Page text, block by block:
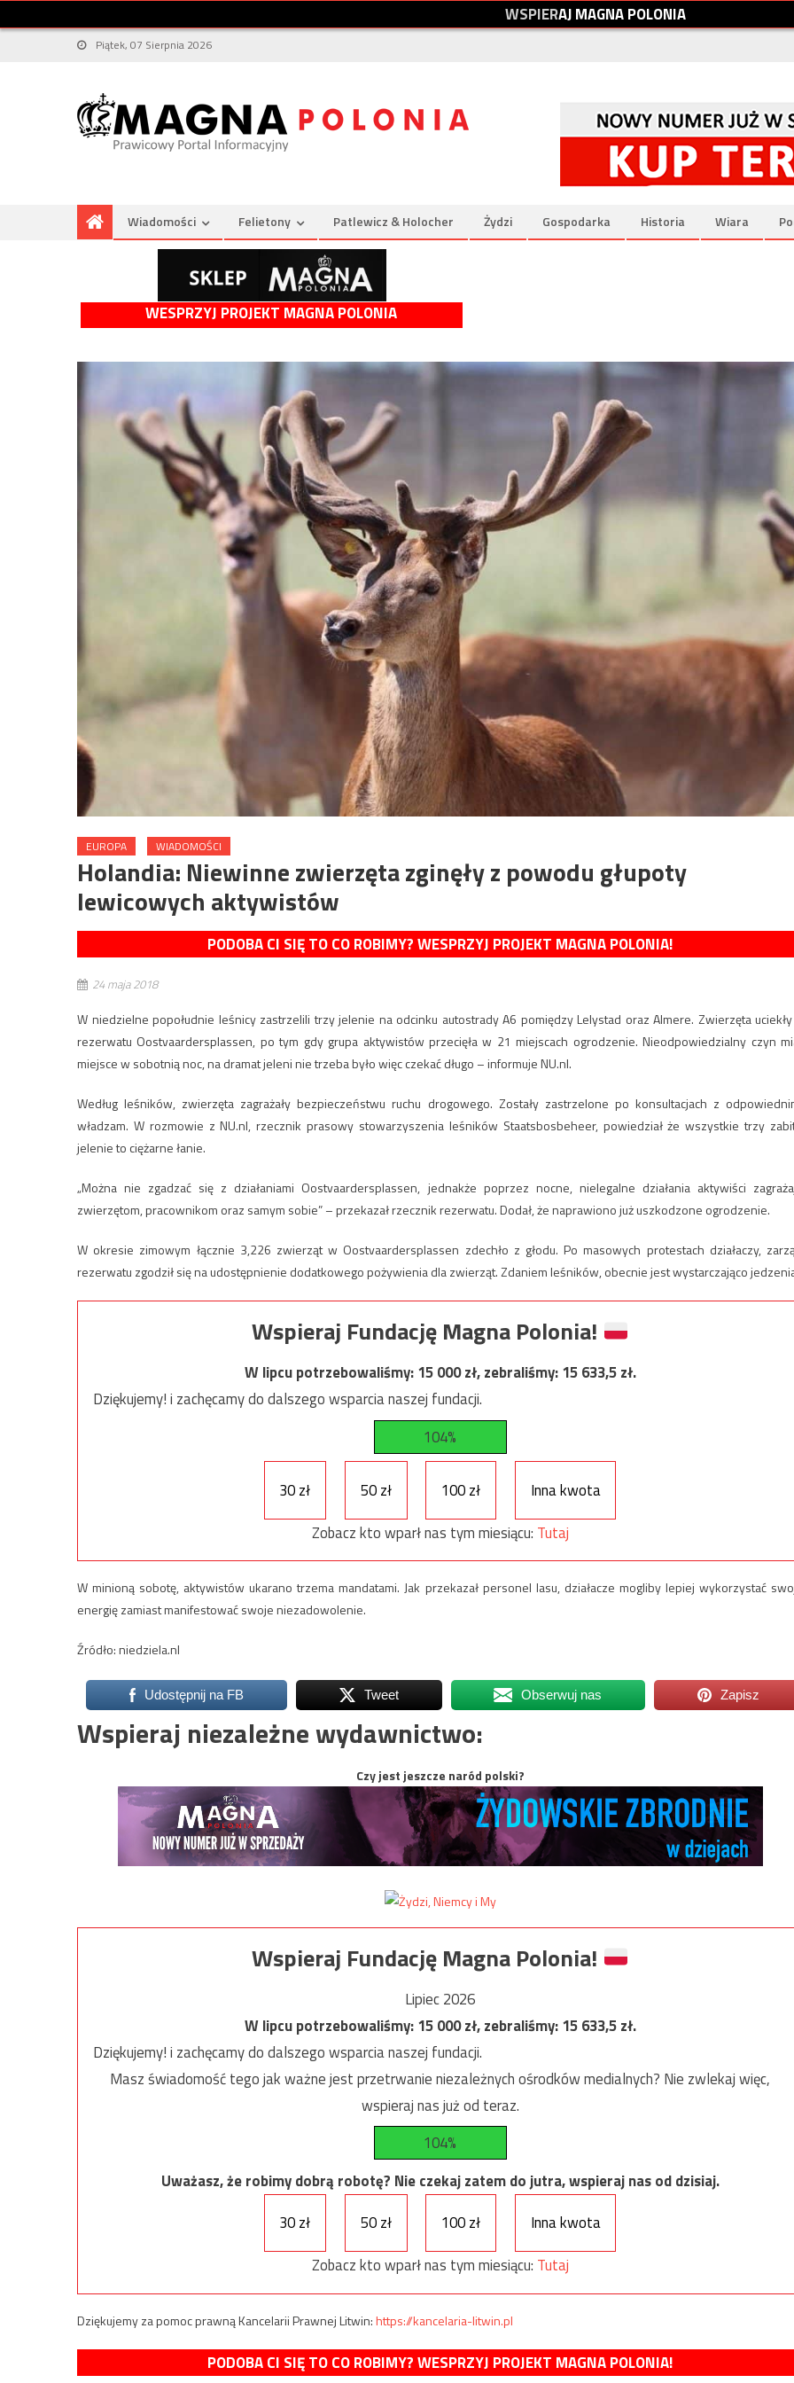
WSPIERAJMAGNAPOLONIA
Piątek, 07 Sierpnia 2026
Wiadomości Felietony Patlewicz & Holocher Żydzi Gospodarka Historia Wiara
WESPRZYJ PROJEKT MAGNA POLONIA
EUROPA WIADOMOŚCI
Holandia: Niewinne zwierzęta zginęły z powodu głupoty
lewicowych aktywistów
PODOBA CI SIĘ TO CO ROBIMY? WESPRZYJ PROJEKT MAGNA POLONIA!
24 maja 2018
W niedzielne popołudnie leśnicy zastrzelili trzy jelenie na odcinku autostrady A6 pomiędzy Lelystad oraz Almere. Zwierzęta
rezerwatu Oostvaardersplassen, po tym gdy grupa aktywistów przecięła w 21 miejscach ogrodzenie. Nieodpowiedzialny czyn
miejsce w sobotnią noc, na dramat jeleni nie trzeba było więc czekać długo – informuje NU.nl.
Według leśników, zwierzęta zagrażały bezpieczeństwu ruchu drogowego. Zostały zastrzelone po konsultacjach z
władzam. W rozmowie z NU.nl, rzecznik prasowy stowarzyszenia leśników Staatsbosbeheer, powiedział że wszystkie trzy
jelenie to ciężarne łanie.
„Można nie zgadzać się z działaniami Oostvaardersplassen, jednakże poprzez nocne, nielegalne działania aktywiści
zwierzętom, pracownikom oraz samym sobie” – przekazał rzecznik rezerwatu. Dodał, że naprawiono już uszkodzone ogrodzenie.
W okresie zimowym łącznie 3,226 zwierząt w Oostvaardersplassen zdechło z głodu. Po masowych protestach działaczy,
rezerwatu zgodził się na udostępnienie dodatkowego pożywienia dla zwierząt. Zdaniem leśników, obecnie jest wystarczająco
Wspieraj Fundację Magna Polonia!
W lipcu potrzebowaliśmy:15 000zł, zebraliśmy:15 633,5zł.
Dziękujemy! i zachęcamy do dalszego wsparcia naszej fundacji.
104%
30 zł 50 zł 100 zł
Inna kwota
Zobacz kto wparł nas tym miesiącu: Tutaj
W minioną sobotę, aktywistów ukarano trzema mandatami. Jak przekazał personel lasu, działacze mogliby lepiej wykorzystać
energię zamiast manifestować swoje niezadowolenie.
Źródło: niedziela.nl
Udostępnij na FB Tweet Obserwuj nas Zapisz
Wspieraj niezależne wydawnictwo:
Czy jest jeszcze naród polski?
Wspieraj Fundację Magna Polonia!
Lipiec 2026
W lipcu potrzebowaliśmy:15 000zł, zebraliśmy:15 633,5zł.
Dziękujemy! i zachęcamy do dalszego wsparcia naszej fundacji.
Masz świadomość tego jak ważne jest przetrwanie niezależnych ośrodków medialnych? Nie zwlekaj więc,
wspieraj nas już od teraz.
104%
Uważasz, że robimy dobrą robotę? Nie czekaj zatem do jutra, wspieraj nas od dzisiaj.
30 zł
50 zł 100 zł
Inna kwota
Zobacz kto wparł nas tym miesiącu: Tutaj
Dziękujemy za pomoc prawną Kancelarii Prawnej Litwin:https://kancelaria-litwin.pl
PODOBA CI SIĘ TO CO ROBIMY? WESPRZYJ PROJEKT MAGNA POLONIA!